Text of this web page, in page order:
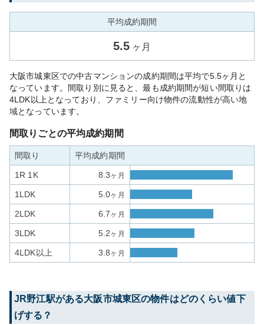
平均成約期間
5.5 ヶ月
大阪市城東区での中古マンションの成約期間は平均で5.5ヶ月と
なっています。間取り別に見ると、最も成約期間が短い間取りは
4LDK以上となっており、ファミリー向け物件の流動性が高い地
域となっています。
間取りごとの平均成約期間
間取り 平均成約期間
1R 1K 8.3ヶ月
1LDK 5.0ヶ月
2LDK 6.7ヶ月
3LDK 5.2ヶ月
4LDK以上 3.8ヶ月
JR野江駅がある大阪市城東区の物件はどのくらい値下
げする？